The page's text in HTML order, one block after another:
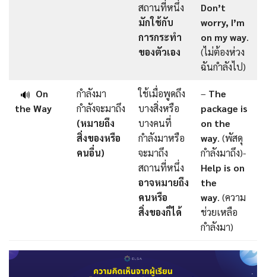
สถานที่หนึ่ง
มักใช้กับ
การกระทำ
ของตัวเอง
Don’t
worry, I’m
on my way.
(ไม่ต้องห่วง
ฉันกำลังไป)
🔊 On
the Way
กำลังมา
กำลังจะมาถึง
(หมายถึง
สิ่งของหรือ
คนอื่น)
ใช้เมื่อพูดถึง
บางสิ่งหรือ
บางคนที่
กำลังมาหรือ
จะมาถึง
สถานที่หนึ่ง
อาจหมายถึง
คนหรือ
สิ่งของก็ได้
– The
package is
on the
way. (พัสดุ
กำลังมาถึง)-
Help is on
the
way. (ความ
ช่วยเหลือ
กำลังมา)